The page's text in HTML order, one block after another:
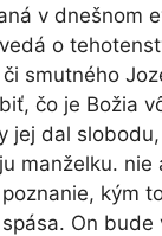
v dnešnom
o
smutného
čo je Božia
jej dal
manželku.
kým
On